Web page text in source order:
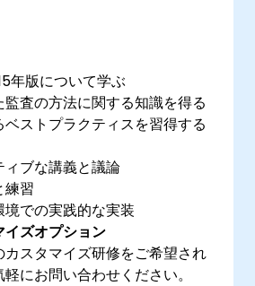
年版について学ぶ
査の方法に関する知識を得る
ストプラクティスを習得する
ィブな講義と議論
練習
境での実践的な実装
イズオプション
カスタマイズ研修をご希望され
にお問い合わせください。